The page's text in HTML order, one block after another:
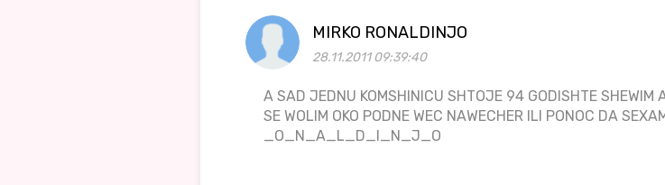
MIRKO RONALDINJO
28.11.2011 09:39:40
A SAD JEDNU KOMSHINICU SHTOJE 94 GODISHTE SHEWIM
SE WOLIM OKO PODNE WEC NAWECHER ILI PONOC DA
_O_N_A_L_D_I_N_J_O